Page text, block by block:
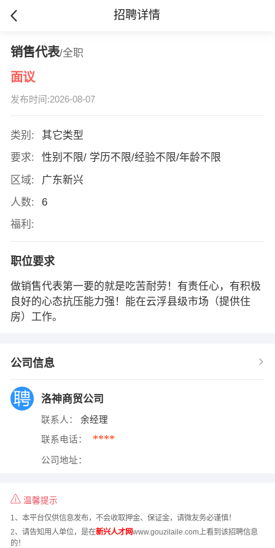
招聘详情
销售代表/全职
面议
发布时间:2026-08-07
类别:
其它类型
要求:
性别不限/ 学历不限/经验不限/年龄不限
区域:
广东新兴
人数:
6
福利:
职位要求
做销售代表第一要的就是吃苦耐劳！有责任心，有积极
良好的心态抗压能力强！能在云浮县级市场（提供住
房）工作。
公司信息
洛神商贸公司
联系人： 余经理
联系电话： ****
公司地址：
温馨提示
1、本平台仅供信息发布，不会收取押金、保证金，请微友务必谨慎！
2、请告知用人单位，是在新兴人才网www.gouzilaile.com上看到该招聘信息
的！